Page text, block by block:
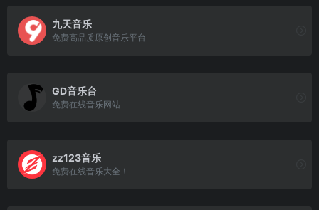
九天音乐
免费高品质原创音乐平台
GD音乐台
免费在线音乐网站
zz123音乐
免费在线音乐大全！